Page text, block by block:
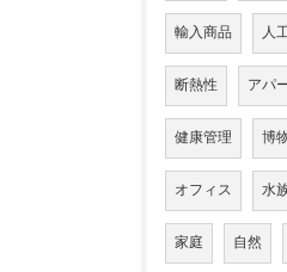
輸入商品 人
断熱性 アパ
健康管理 博
オフィス 水
家庭 自然